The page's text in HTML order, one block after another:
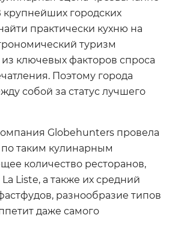
крупнейших городских
практически кухню на
туризм
ключевых факторов спроса
Поэтому города
собой за статус лучшего
Globehunters провела
по таким кулинарным
количество ресторанов,
Liste, а также их средний
разнообразие типов
даже самого